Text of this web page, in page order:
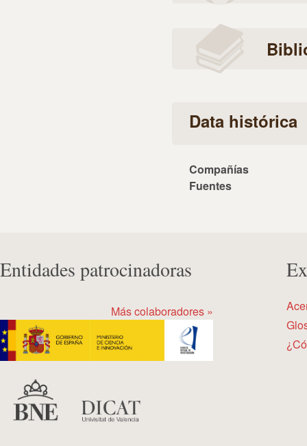
Data histórica
Compañías
Fuentes
Entidades patrocinadoras
Más colaboradores »